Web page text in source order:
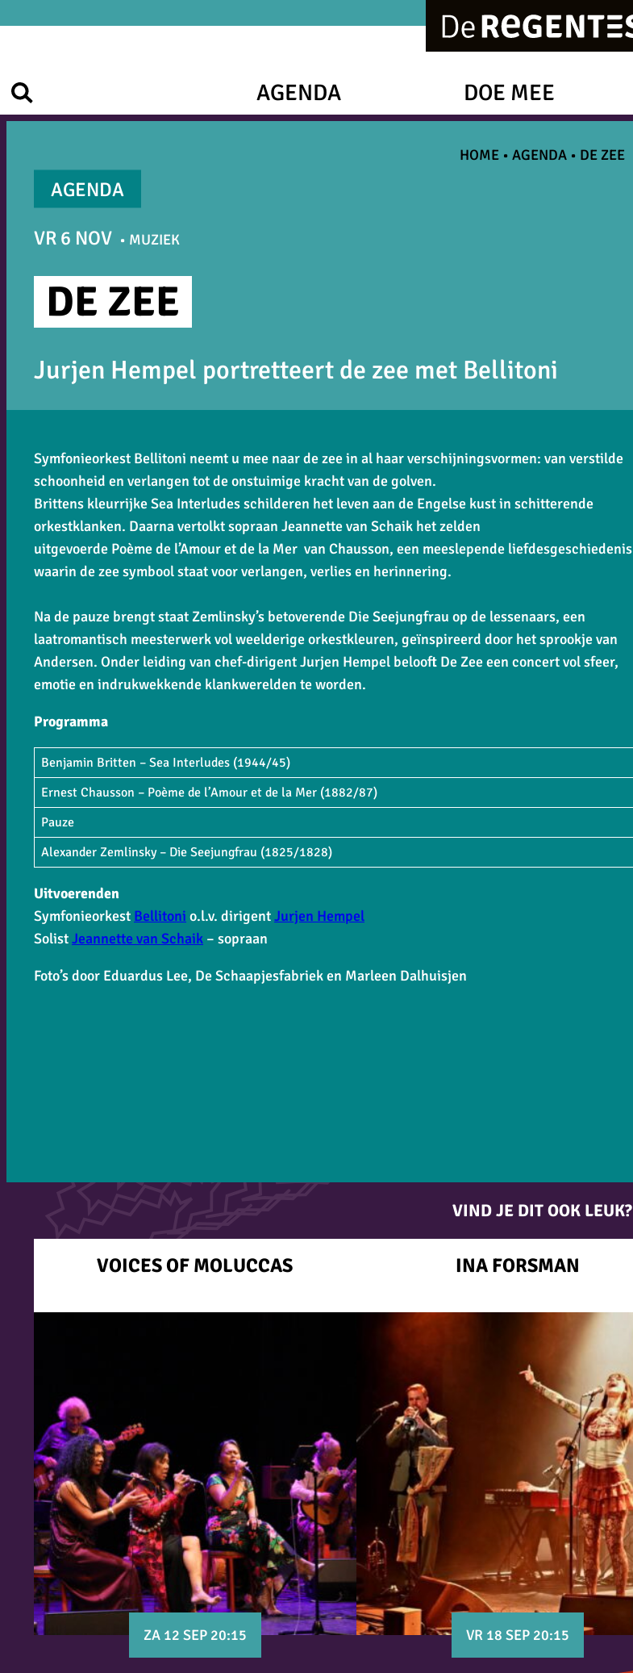
inhoud
AGENDA DOE MEE
HOME• AGENDA• DE ZEE
AGENDA
VR 6 NOV MUZIEK
DE ZEE
Jurjen Hempel portretteert de zee met Bellitoni
Symfonieorkest Bellitoni neemt u mee naar de zee in al haar verschijningsvormen: van verstilde
schoonheid en verlangen tot de onstuimige kracht van de golven.
Brittens kleurrijkeSea Interludesschilderen het leven aan de Engelse kust in schitterende
orkestklanken. Daarna vertolkt sopraan Jeannette van Schaik het zelden
uitgevoerde Poème de l’Amour et de la Mer van Chausson, een meeslepende liefdesgeschiedenis
waarin de zee symbool staat voor verlangen, verlies en herinnering.
Na de pauze brengt staat Zemlinsky’s betoverende Die Seejungfrau op de lessenaars, een
laatromantisch meesterwerk vol weelderige orkestkleuren, geïnspireerd door het sprookje van
Andersen. Onder leiding van chef-dirigent Jurjen Hempel belooft De Zeeeen concert vol sfeer,
emotie en indrukwekkende klankwerelden te worden.
Programma
Benjamin Britten​​ – Sea Interludes (1944/45)
Ernest Chausson​​ – Poème de l’Amour et de la Mer (1882/87)
Pauze
Alexander Zemlinsky​​ – Die Seejungfrau (1825/1828)
Uitvoerenden
Symfonieorkest Bellitoni o.l.v. dirigentJurjen Hempel
SolistJeannette van Schaik – sopraan
​Foto’s door Eduardus Lee, De Schaapjesfabriek en Marleen Dalhuisjen
VIND JE DIT OOK LEUK?
VOICES OF MOLUCCAS
ZA 12 SEP 20:15
INA FORSMAN
VR 18 SEP 20:15